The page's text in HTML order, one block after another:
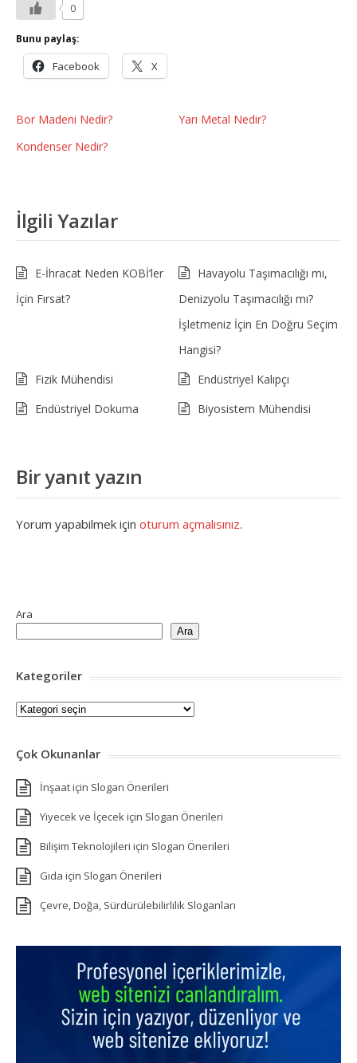
0
Bunu paylaş:
Facebook X
Bor Madeni Nedir?
Yarı Metal Nedir?
Kondenser Nedir?
İlgili Yazılar
E-İhracat Neden KOBİ’ler
İçin Fırsat?
Havayolu Taşımacılığı mı,
Denizyolu Taşımacılığı mı?
İşletmeniz İçin En Doğru Seçim
Hangisi?
Fizik Mühendisi
Endüstriyel Kalıpçı
Endüstriyel Dokuma
Biyosistem Mühendisi
Bir yanıt yazın
Yorum yapabilmek için oturum açmalısınız.
Ara
Ara
Kategoriler
Kategoriler
Çok Okunanlar
İnşaat için Slogan Önerileri
Yiyecek ve İçecek için Slogan Önerileri
Bilişim Teknolojileri için Slogan Önerileri
Gıda için Slogan Önerileri
Çevre, Doğa, Sürdürülebilirlilik Sloganları